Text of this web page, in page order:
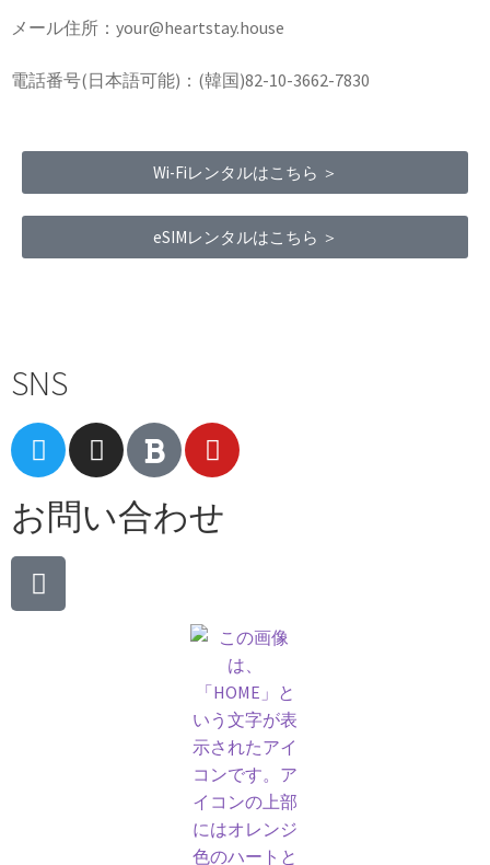
メール住所：your@heartstay.house
電話番号(日本語可能)：(韓国)82-10-3662-7830
Wi-Fiレンタルはこちら ＞
eSIMレンタルはこちら ＞
SNS
お問い合わせ